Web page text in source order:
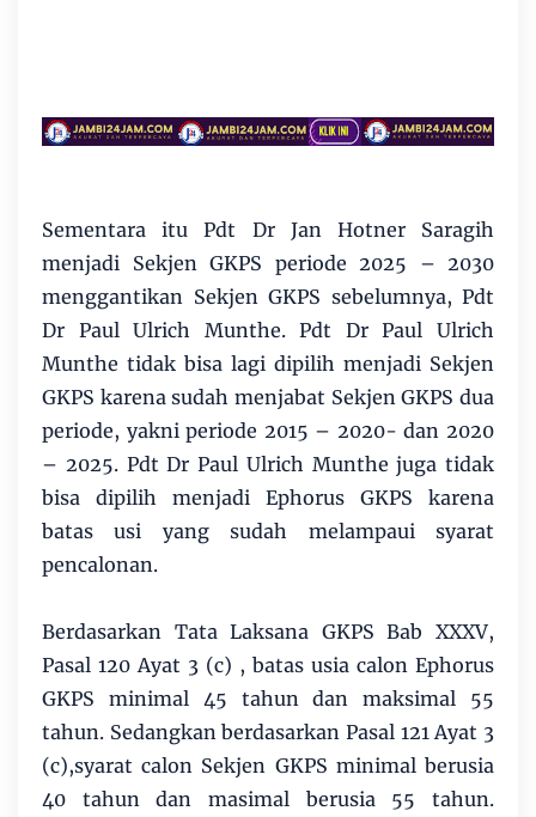
Sementara itu Pdt Dr Jan Hotner Saragih
menjadi Sekjen GKPS periode 2025 – 2030
menggantikan Sekjen GKPS sebelumnya, Pdt
Dr Paul Ulrich Munthe. Pdt Dr Paul Ulrich
Munthe tidak bisa lagi dipilih menjadi Sekjen
GKPS karena sudah menjabat Sekjen GKPS dua
periode, yakni periode 2015 – 2020- dan 2020
– 2025. Pdt Dr Paul Ulrich Munthe juga tidak
bisa dipilih menjadi Ephorus GKPS karena
batas usi yang sudah melampaui syarat
pencalonan.
Berdasarkan Tata Laksana GKPS Bab XXXV,
Pasal 120 Ayat 3 (c) , batas usia calon Ephorus
GKPS minimal 45 tahun dan maksimal 55
tahun. Sedangkan berdasarkan Pasal 121 Ayat 3
(c),syarat calon Sekjen GKPS minimal berusia
40 tahun dan masimal berusia 55 tahun.